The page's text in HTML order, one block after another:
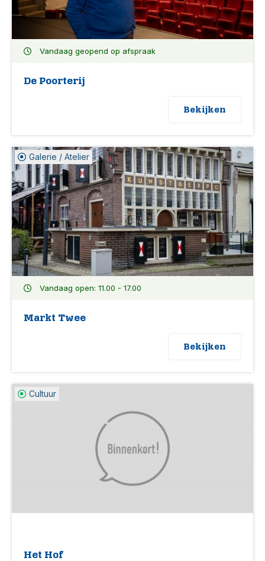
Vandaag geopend op afspraak
De Poorterij
Bekijken
Galerie / Atelier
Vandaag open: 11.00 - 17.00
Markt Twee
Bekijken
Cultuur
Het Hof